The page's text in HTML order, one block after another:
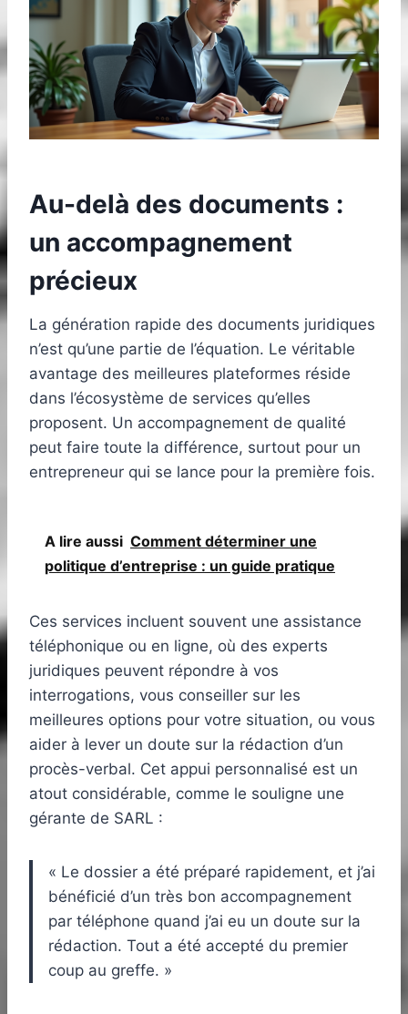
Au-delà des documents :
un accompagnement
précieux
La génération rapide des documents juridiques
n’est qu’une partie de l’équation. Le véritable
avantage des meilleures plateformes réside
dans l’écosystème de services qu’elles
proposent. Un accompagnement de qualité
peut faire toute la différence, surtout pour un
entrepreneur qui se lance pour la première fois.
A lire aussi Comment déterminer une
politique d’entreprise : un guide pratique
Ces services incluent souvent une assistance
téléphonique ou en ligne, où des experts
juridiques peuvent répondre à vos
interrogations, vous conseiller sur les
meilleures options pour votre situation, ou vous
aider à lever un doute sur la rédaction d’un
procès-verbal. Cet appui personnalisé est un
atout considérable, comme le souligne une
gérante de SARL :
« Le dossier a été préparé rapidement, et j’ai
bénéficié d’un très bon accompagnement
par téléphone quand j’ai eu un doute sur la
rédaction. Tout a été accepté du premier
coup au greffe. »